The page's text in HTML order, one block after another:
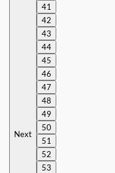
Next
41
42
43
44
45
46
47
48
49
50
51
52
53